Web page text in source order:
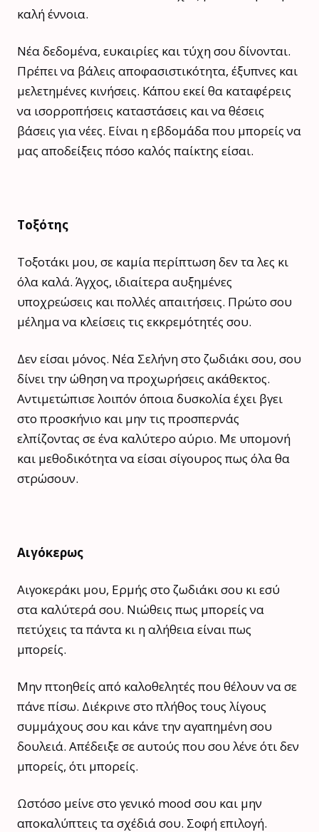
καλή έννοια.
Νέα δεδομένα, ευκαιρίες και τύχη σου δίνονται.
Πρέπει να βάλεις αποφασιστικότητα, έξυπνες και
μελετημένες κινήσεις. Κάπου εκεί θα καταφέρεις
να ισορροπήσεις καταστάσεις και να θέσεις
βάσεις για νέες. Είναι η εβδομάδα που μπορείς να
μας αποδείξεις πόσο καλός παίκτης είσαι.
Τοξότης
Τοξοτάκι μου, σε καμία περίπτωση δεν τα λες κι
όλα καλά. Άγχος, ιδιαίτερα αυξημένες
υποχρεώσεις και πολλές απαιτήσεις. Πρώτο σου
μέλημα να κλείσεις τις εκκρεμότητές σου.
Δεν είσαι μόνος. Νέα Σελήνη στο ζωδιάκι σου, σου
δίνει την ώθηση να προχωρήσεις ακάθεκτος.
Αντιμετώπισε λοιπόν όποια δυσκολία έχει βγει
στο προσκήνιο και μην τις προσπερνάς
ελπίζοντας σε ένα καλύτερο αύριο. Με υπομονή
και μεθοδικότητα να είσαι σίγουρος πως όλα θα
στρώσουν.
Αιγόκερως
Αιγοκεράκι μου, Ερμής στο ζωδιάκι σου κι εσύ
στα καλύτερά σου. Νιώθεις πως μπορείς να
πετύχεις τα πάντα κι η αλήθεια είναι πως
μπορείς.
Μην πτοηθείς από καλοθελητές που θέλουν να σε
πάνε πίσω. Διέκρινε στο πλήθος τους λίγους
συμμάχους σου και κάνε την αγαπημένη σου
δουλειά. Απέδειξε σε αυτούς που σου λένε ότι δεν
μπορείς, ότι μπορείς.
Ωστόσο μείνε στο γενικό mood σου και μην
αποκαλύπτεις τα σχέδιά σου. Σοφή επιλογή.